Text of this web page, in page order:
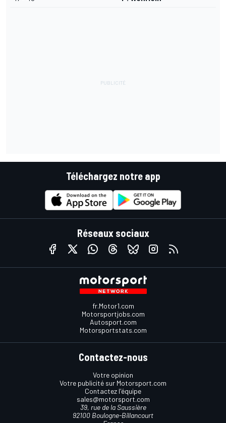
Téléchargez notre app
Réseaux sociaux
fr.Motor1.com
Motorsportjobs.com
Autosport.com
Motorsportstats.com
Contactez-nous
Votre opinion
Votre publicité sur Motorsport.com
Contactez l'équipe
sales@motorsport.com
39, rue de la Saussière
92100 Boulogne-Billancourt